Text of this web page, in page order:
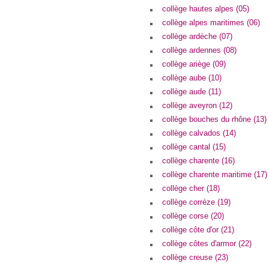
collège hautes alpes (05)
collège alpes maritimes (06)
collège ardèche (07)
collège ardennes (08)
collège ariège (09)
collège aube (10)
collège aude (11)
collège aveyron (12)
collège bouches du rhône (13)
collège calvados (14)
collège cantal (15)
collège charente (16)
collège charente maritime (17)
collège cher (18)
collège corrèze (19)
collège corse (20)
collège côte d'or (21)
collège côtes d'armor (22)
collège creuse (23)